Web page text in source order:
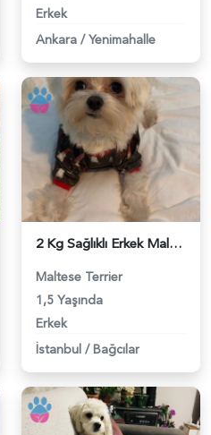
Erkek
Ankara / Yenimahalle
2 Kg Sağlıklı Erkek Maltese Terrier Oğluma Dişi Eş Arıyoruz - 118983603
Maltese Terrier
1,5 Yaşında
Erkek
İstanbul / Bağcılar